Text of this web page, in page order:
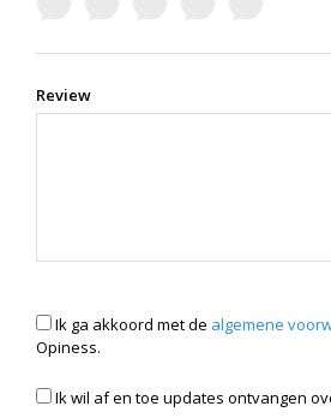
Review
Ik ga akkoord met de algemene
Opiness.
Ik wil af en toe updates ontvangen